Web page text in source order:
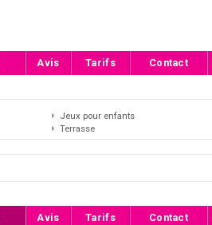
Avis Tarifs Contact
Jeux pour enfants
Terrasse
Avis Tarifs Contact